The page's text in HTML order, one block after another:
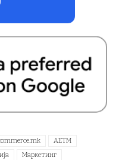
АЕТМ
Маркетинг